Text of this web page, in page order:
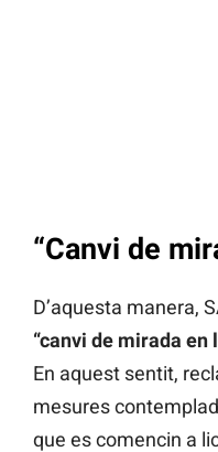
“Canvi de
D’aquesta manera,
“canvi de mirada
En aquest sentit,
mesures
que es comencin a